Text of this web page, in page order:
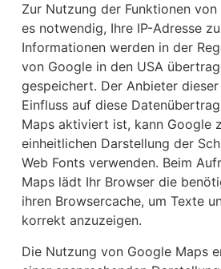
Zur Nutzung der Funktionen
es notwendig, Ihre IP-Adresse
Informationen werden in der
von Google in den USA
gespeichert. Der Anbieter
Einfluss auf diese
Maps aktiviert ist, kann Google
einheitlichen Darstellung der
Web Fonts verwenden. Beim
Maps lädt Ihr Browser die
ihren Browsercache, um Texte
korrekt anzuzeigen.
Die Nutzung von Google Maps